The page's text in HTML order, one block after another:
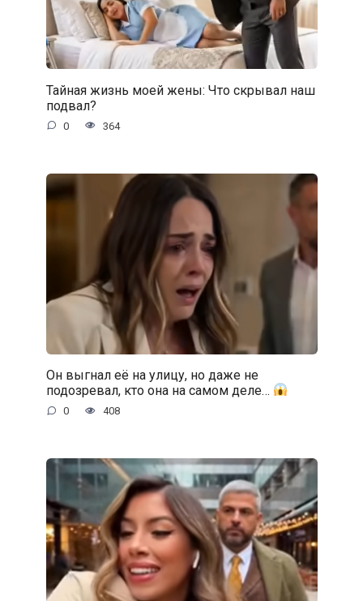
Тайная жизнь моей жены: Что скрывал наш
подвал?
0 364
Он выгнал её на улицу, но даже не
подозревал, кто она на самом деле…
0 408